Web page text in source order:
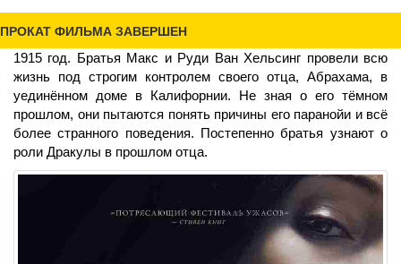
ПРОКАТ ФИЛЬМА ЗАВЕРШЕН
1915 год. Братья Макс и Руди Ван Хельсинг провели всю
жизнь под строгим контролем своего отца, Абрахама, в
уединённом доме в Калифорнии. Не зная о его тёмном
прошлом, они пытаются понять причины его паранойи и всё
более странного поведения. Постепенно братья узнают о
роли Дракулы в прошлом отца.